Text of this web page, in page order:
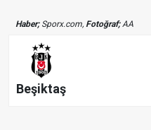
Haber;Sporx.com, Fotoğraf;AA
Beşiktaş